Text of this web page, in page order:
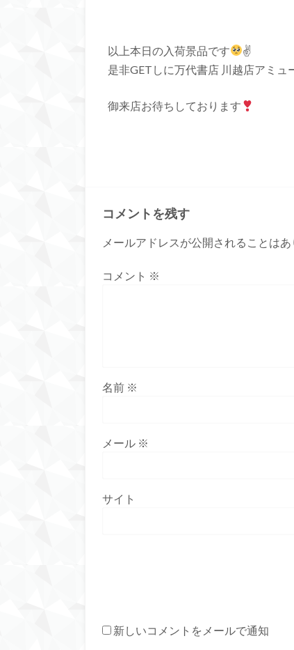
以上本日の入荷景品です
✌
是非GETしに万代書店 川越店アミュ
御来店お待ちしております
コメントを残す
メールアドレスが公開されることはあ
コメント ※
名前 ※
メール ※
サイト
新しいコメントをメールで通知